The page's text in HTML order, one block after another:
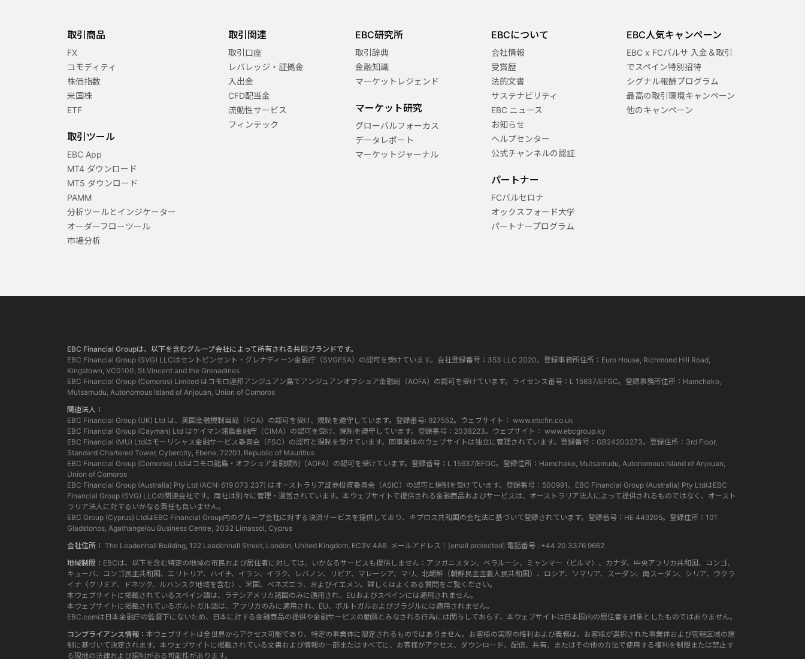
取引商品
FX
コモディティ
株価指数
米国株
ETF
取引ツール
EBC App
MT4 ダウンロード
MT5 ダウンロード
PAMM
分析ツールとインジケーター
オーダーフローツール
市場分析
取引関連
取引口座
レバレッジ・証拠金
入出金
CFD配当金
流動性サービス
フィンテック
EBC研究所
取引辞典
金融知識
マーケットレジェンド
マーケット研究
グローバルフォーカス
データレポート
マーケットジャーナル
EBCについて
会社情報
受賞歴
法的文書
サステナビリティ
EBC ニュース
お知らせ
ヘルプセンター
公式チャンネルの認証
パートナー
FCバルセロナ
オックスフォード大学
パートナープログラム
EBC人気キャンペーン
EBC x FCバルサ 入金＆取引
でスペイン特別招待
シグナル報酬プログラム
最高の取引環境キャンペーン
他のキャンペーン
EBC Financial Groupは、以下を含むグループ会社によって所有される共同ブランドです。
EBC Financial Group (SVG) LLCはセントビンセント・グレナディーン金融庁（SVGFSA）の認可を受けています。会社登録番号：353 LLC 2020。登録事務所住所：Euro House, Richmond Hill Road,
Kingstown, VC0100, St.Vincent and the Grenadines
EBC Financial Group (Comoros) Limited はコモロ連邦アンジュアン島でアンジュアンオフショア金融局（AOFA）の認可を受けています。ライセンス番号：L 15637/EFGC。登録事務所住所：Hamchako,
Mutsamudu, Autonomous Island of Anjouan, Union of Comoros
関連法人：
EBC Financial Group (UK) Ltd は、英国金融規制当局（FCA）の認可を受け、規制を遵守しています。登録番号: 927552。ウェブサイト： www.ebcfin.co.uk
EBC Financial Group (Cayman) Ltd はケイマン諸島金融庁（CIMA）の認可を受け、規制を遵守しています。登録番号：2038223。ウェブサイト： www.ebcgroup.ky
EBC Financial (MU) Ltdはモーリシャス金融サービス委員会（FSC）の認可と規制を受けています。同事業体のウェブサイトは独立に管理されています。登録番号：GB24203273。登録住所：3rd Floor,
Standard Chartered Tower, Cybercity, Ebene, 72201, Republic of Mauritius
EBC Financial Group (Comoros) Ltdはコモロ諸島・オフショア金融規制（AOFA）の認可を受けています。登録番号：L 15637/EFGC。登録住所：Hamchako, Mutsamudu, Autonomous Island of Anjouan,
Union of Comoros
EBC Financial Group (Australia) Pty Ltd (ACN: 619 073 237) はオーストラリア証券投資委員会（ASIC）の認可と規制を受けています。登録番号：500991。EBC Financial Group (Australia) Pty LtdはEBC
Financial Group (SVG) LLCの関連会社です。両社は別々に管理・運営されています。本ウェブサイトで提供される金融商品およびサービスは、オーストラリア法人によって提供されるものではなく、オースト
ラリア法人に対するいかなる責任も負いません。
EBC Group (Cyprus) LtdはEBC Financial Group内のグループ会社に対する決済サービスを提供しており、キプロス共和国の会社法に基づいて登録されています。登録番号：HE 449205。登録住所：101
Gladstonos, Agathangelou Business Centre, 3032 Limassol, Cyprus
会社住所： The Leadenhall Building, 122 Leadenhall Street, London, United Kingdom, EC3V 4AB. メールアドレス： [email protected] 電話番号 : +44 20 3376 9662
地域制限： EBCは、以下を含む特定の地域の市民および居住者に対しては、いかなるサービスも提供しません：アフガニスタン、ベラルーシ、ミャンマー（ビルマ）、カナダ、中央アフリカ共和国、コンゴ、
キューバ、コンゴ民主共和国、エリトリア、ハイチ、イラン、イラク、レバノン、リビア、マレーシア、マリ、北朝鮮（朝鮮民主主義人民共和国）、ロシア、ソマリア、スーダン、南スーダン、シリア、ウクラ
イナ（クリミア、ドネツク、ルハンスク地域を含む）、米国、ベネズエラ、およびイエメン。詳しくはよくある質問をご覧ください。
本ウェブサイトに掲載されているスペイン語は、ラテンアメリカ諸国のみに適用され、EUおよびスペインには適用されません。
本ウェブサイトに掲載されているポルトガル語は、アフリカのみに適用され、EU、ポルトガルおよびブラジルには適用されません。
EBC.comは日本金融庁の監督下にないため、日本に対する金融商品の提供や金融サービスの勧誘とみなされる行為には関与しておらず、本ウェブサイトは日本国内の居住者を対象としたものではありません。
コンプライアンス情報： 本ウェブサイトは全世界からアクセス可能であり、特定の事業体に限定されるものではありません。お客様の実際の権利および義務は、お客様が選択された事業体および管轄区域の規
制に基づいて決定されます。本ウェブサイトに掲載されている文書および情報の一部またはすべてに、お客様がアクセス、ダウンロード、配信、共有、またはその他の方法で使用する権利を制限または禁止す
る現地の法律および規制がある可能性があります。